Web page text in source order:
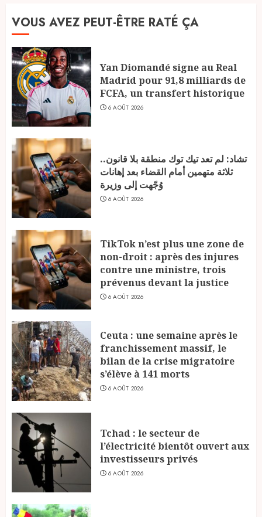
VOUS AVEZ PEUT-ÊTRE RATÉ ÇA
Yan Diomandé signe au Real
Madrid pour 91,8 milliards de
FCFA, un transfert historique
6 AOÛT 2026
تشاد: لم تعد تيك توك منطقة بلا قانون..
ثلاثة متهمين أمام القضاء بعد إهانات
وُجّهت إلى وزيرة
6 AOÛT 2026
TikTok n’est plus une zone de
non-droit : après des injures
contre une ministre, trois
prévenus devant la justice
6 AOÛT 2026
Ceuta : une semaine après le
franchissement massif, le
bilan de la crise migratoire
s’élève à 141 morts
6 AOÛT 2026
Tchad : le secteur de
l’électricité bientôt ouvert aux
investisseurs privés
6 AOÛT 2026